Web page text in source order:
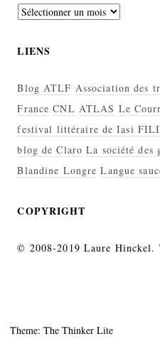
Archives
LIENS
Blog ATLF Association des
France CNL ATLAS Le
festival littéraire de Iasi
blog de Claro La société des
Blandine Longre Langue
COPYRIGHT
© 2008-2019 Laure Hinckel.
Theme: The Thinker Lite